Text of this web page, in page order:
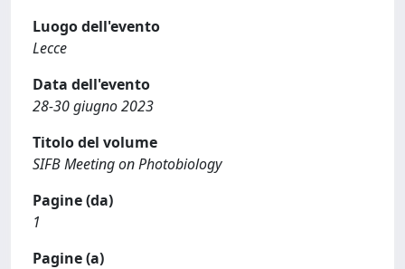
Luogo dell'evento
Lecce
Data dell'evento
28-30 giugno 2023
Titolo del volume
SIFB Meeting on Photobiology
Pagine (da)
1
Pagine (a)